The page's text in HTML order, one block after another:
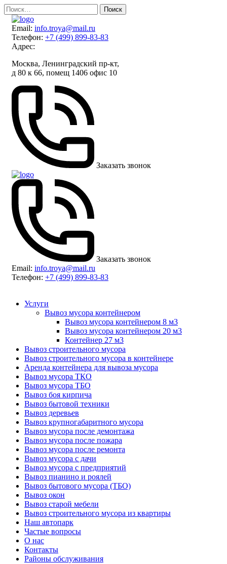
Skip
to
content
Найти:
Email: info.troya@mail.ru
Телефон: +7 (499) 899-83-83
Адрес:
Москва, Ленинградский пр-кт,
д 80 к 66, помещ 1406 офис 10
Заказать звонок
Заказать звонок
Email: info.troya@mail.ru
Телефон: +7 (499) 899-83-83
Услуги
Вывоз мусора контейнером
Вывоз мусора контейнером 8 м3
Вывоз мусора контейнером 20 м3
Контейнер 27 м3
Вывоз строительного мусора
Вывоз строительного мусора в контейнере
Аренда контейнера для вывоза мусора
Вывоз мусора ТКО
Вывоз мусора ТБО
Вывоз боя кирпича
Вывоз бытовой техники
Вывоз деревьев
Вывоз крупногабаритного мусора
Вывоз мусора после демонтажа
Вывоз мусора после пожара
Вывоз мусора после ремонта
Вывоз мусора с дачи
Вывоз мусора с предприятий
Вывоз пианино и роялей
Вывоз бытового мусора (ТБО)
Вывоз окон
Вывоз старой мебели
Вывоз строительного мусора из квартиры
Наш автопарк
Частые вопросы
О нас
Контакты
Районы обслуживания